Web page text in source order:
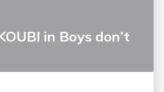
in Boys don’t